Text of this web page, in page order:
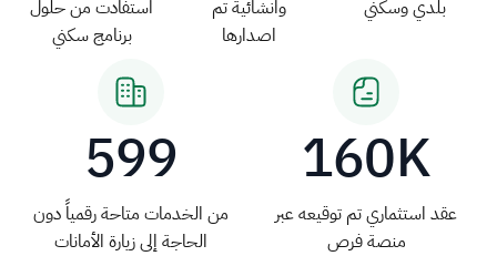
بلدي وسكني
وانشائية تم
اصدارها
استفادت من حلول
برنامج سكني
160K
عقد استثماري تم توقيعه عبر
منصة فرص
599
من الخدمات متاحة رقمياً دون
الحاجة إلى زيارة الأمانات